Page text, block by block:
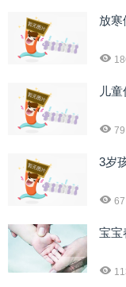
放寒
儿
79
3岁
67
宝宝